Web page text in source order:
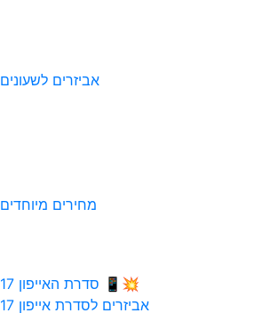
אביזרים לשעונים
מחירים מיוחדים
💥📱 סדרת האייפון 17
אביזרים לסדרת אייפון 17